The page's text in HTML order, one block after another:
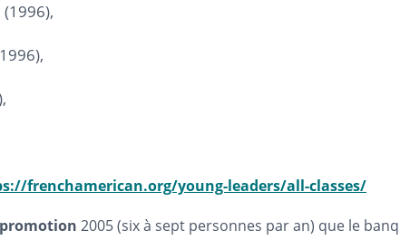
frenchamerican.org/young-leaders/all-classes/
2005 (six à sept personnes par an) que le